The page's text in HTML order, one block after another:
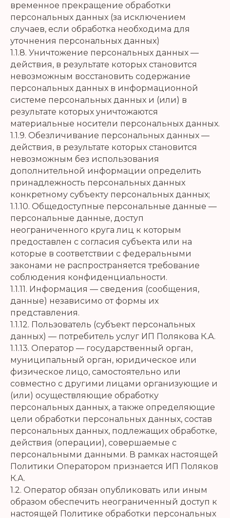
временное прекращение обработки
персональных данных (за исключением
случаев, если обработка необходима для
уточнения персональных данных)
1.1.8. Уничтожение персональных данных —
действия, в результате которых становится
невозможным восстановить содержание
персональных данных в информационной
системе персональных данных и (или) в
результате которых уничтожаются
материальные носители персональных данных.
1.1.9. Обезличивание персональных данных —
действия, в результате которых становится
невозможным без использования
дополнительной информации определить
принадлежность персональных данных
конкретному субъекту персональных данных;
1.1.10. Общедоступные персональные данные —
персональные данные, доступ
неограниченного круга лиц к которым
предоставлен с согласия субъекта или на
которые в соответствии с федеральными
законами не распространяется требование
соблюдения конфиденциальности.
1.1.11. Информация — сведения (сообщения,
данные) независимо от формы их
представления.
1.1.12. Пользователь (субъект персональных
данных) — потребитель услуг ИП Полякова К.А.
1.1.13. Оператор — государственный орган,
муниципальный орган, юридическое или
физическое лицо, самостоятельно или
совместно с другими лицами организующие и
(или) осуществляющие обработку
персональных данных, а также определяющие
цели обработки персональных данных, состав
персональных данных, подлежащих обработке,
действия (операции), совершаемые с
персональными данными. В рамках настоящей
Политики Оператором признается ИП Поляков
К.А.
1.2. Оператор обязан опубликовать или иным
образом обеспечить неограниченный доступ к
настоящей Политике обработки персональных